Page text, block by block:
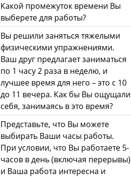
Какой промежуток времени Вы
выберете для работы?
Вы решили заняться тяжелыми
физическими упражнениями.
Ваш друг предлагает заниматься
по 1 часу 2 раза в неделю, и
лучшее время для него – это с 10
до 11 вечера. Как бы Вы ощущали
себя, занимаясь в это время?
Представьте, что Вы можете
выбирать Ваши часы работы.
При условии, что Вы работаете 5-
часов в день (включая перерывы)
и Ваша работа интересна и